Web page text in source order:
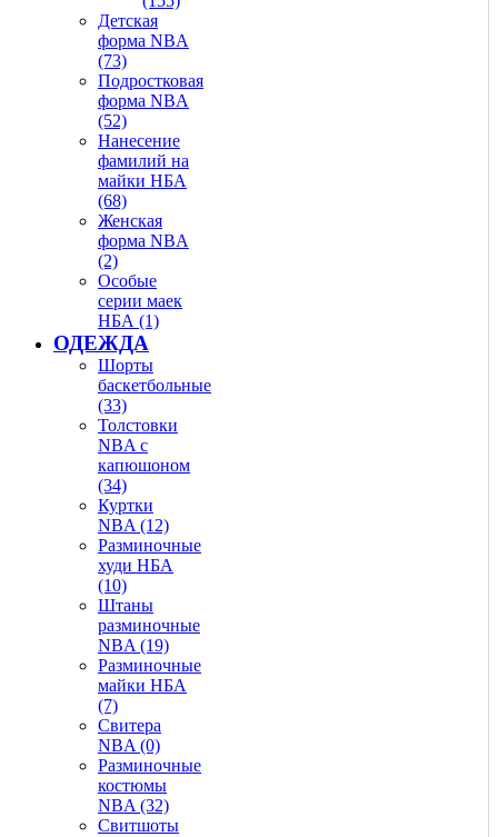
Детская
форма NBA
(73)
Подростковая
форма NBA
(52)
Нанесение
фамилий на
майки НБА
(68)
Женская
форма NBA
(2)
Особые
серии маек
НБА (1)
ОДЕЖДА
Шорты
баскетбольные
(33)
Толстовки
NBA с
капюшоном
(34)
Куртки
NBA (12)
Разминочные
худи НБА
(10)
Штаны
разминочные
NBA (19)
Разминочные
майки НБА
(7)
Свитера
NBA (0)
Разминочные
костюмы
NBA (32)
Свитшоты